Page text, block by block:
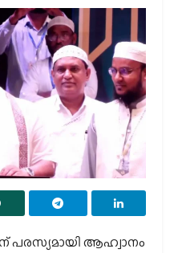
പരസ്യമായി ആഹ്വാനം